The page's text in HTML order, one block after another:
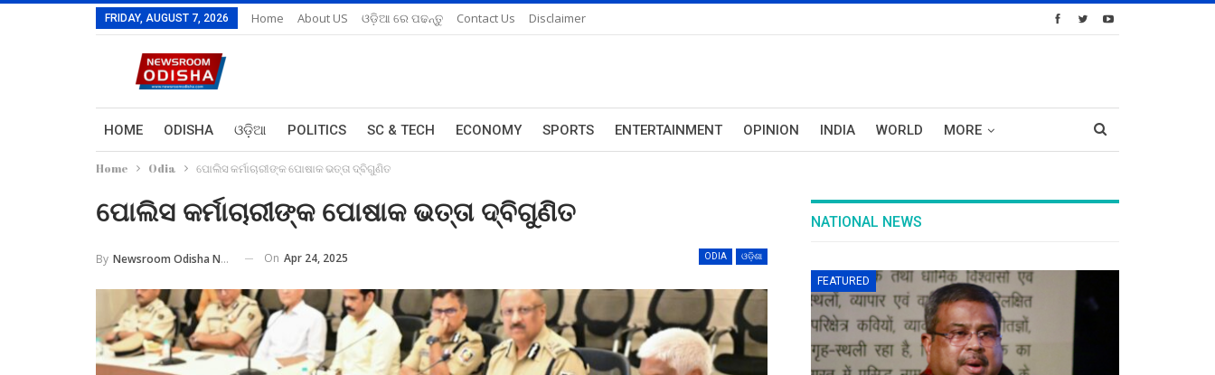
FRIDAY, AUGUST 7, 2026 Home About US ଓଡ଼ିଆ ରେ ପଢନ୍ତୁ Contact Us Disclaimer
HOME ODISHA ଓଡ଼ିଆ POLITICS SC & TECH ECONOMY SPORTS ENTERTAINMENT OPINION INDIA WORLD MORE
Home Odia ପୋଲିସ କର୍ମାଚାରୀଙ୍କ ପୋଷାକ ଭତ୍ତା ଦ୍ବିଗୁଣିତ
ପୋଲିସ କର୍ମାଚାରୀଙ୍କ ପୋଷାକ ଭତ୍ତା ଦ୍ବିଗୁଣିତ
ODIA ଓଡ଼ିଶା
By Newsroom Odisha Network On Apr 24, 2025
NATIONAL NEWS
FEATURED